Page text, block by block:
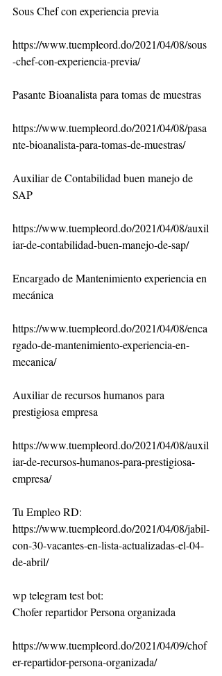
Sous Chef con experiencia previa
https://www.tuempleord.do/2021/04/08/sous
-chef-con-experiencia-previa/
Pasante Bioanalista para tomas de muestras
https://www.tuempleord.do/2021/04/08/pasa
nte-bioanalista-para-tomas-de-muestras/
Auxiliar de Contabilidad buen manejo de
SAP
https://www.tuempleord.do/2021/04/08/auxil
iar-de-contabilidad-buen-manejo-de-sap/
Encargado de Mantenimiento experiencia en
mecánica
https://www.tuempleord.do/2021/04/08/enca
rgado-de-mantenimiento-experiencia-en-
mecanica/
Auxiliar de recursos humanos para
prestigiosa empresa
https://www.tuempleord.do/2021/04/08/auxil
iar-de-recursos-humanos-para-prestigiosa-
empresa/
Tu Empleo RD:
https://www.tuempleord.do/2021/04/08/jabil-
con-30-vacantes-en-lista-actualizadas-el-04-
de-abril/
wp telegram test bot:
Chofer repartidor Persona organizada
https://www.tuempleord.do/2021/04/09/chof
er-repartidor-persona-organizada/